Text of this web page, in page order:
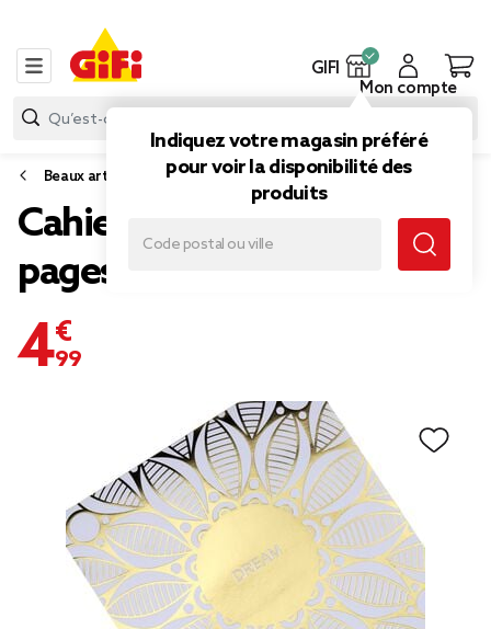
GIFI
Indiquez votre magasin préféré
pour voir la disponibilité des
produits
Mon compte
Beaux arts
Cahier de coloriage 24
pages papier détails dorés
4,99 €